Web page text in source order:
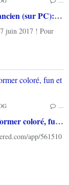
TEST de DIABLO III Le retour du nécromancien (sur PC): Le pouvoir de la force!...
juin 2017 ! Pour
TEST de DRAGODINO (sur PC) : un plateformer coloré, fun et hardcore à l'ancienne.
app/561510